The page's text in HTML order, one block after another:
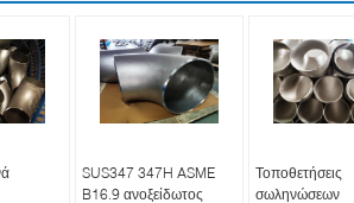
SUS347 347H ASME
B16.9 ανοξείδωτος
Τοποθετήσεις
σωληνώσεων